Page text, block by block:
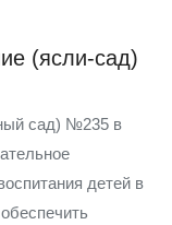
(ясли-сад)
сад) №235 в
детей в